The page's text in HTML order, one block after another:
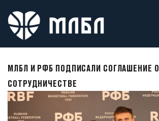
МЛБЛ И РФБ ПОДПИСАЛИ СОГЛАШЕНИЕ О
СОТРУДНИЧЕСТВЕ